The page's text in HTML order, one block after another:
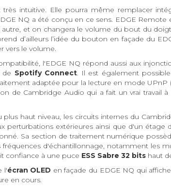
très intuitive. Elle pourra même remplacer
NQ a été conçu en ce sens. EDGE Remote
et on changera le volume du bout du
d’ailleurs l’idée du bouton en façade du
vers le volume.
l'EDGE NQ répond aussi aux
Spotify Connect. Il est également
adaptée pour la lecture en mode UPnP
de Cambridge Audio qui a fait un vrai travail
haut niveau, les circuits internes du
perturbations extérieures ainsi que d'un étage
Sa section de traitement numérique
fréquences d'échantillonnage, notamment les
confiance à une puce ESS Sabre 32 bits haut
l'écran OLED en façade du EDGE NQ qui
en cours.